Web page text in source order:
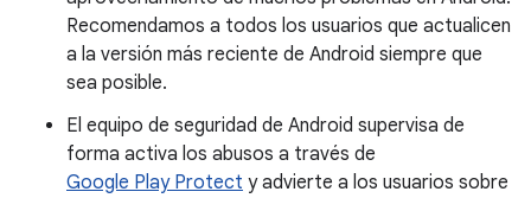
Recomendamos a todos los usuarios que actualicen
a la versión más reciente de Android siempre que
sea posible.
El equipo de seguridad de Android supervisa de
forma activa los abusos a través de
Google Play Protect y advierte a los usuarios sobre